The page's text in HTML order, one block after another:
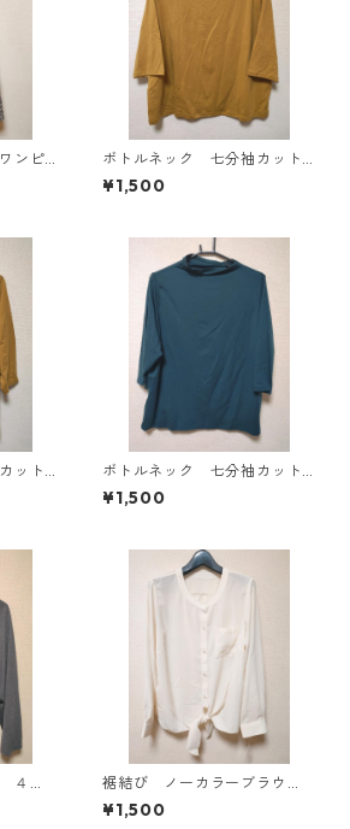
ンピ
ボトルネック 七分袖カット
ソー ４Ｌ マスタード KA
E-4818
¥1,500
ット
KA
ボトルネック 七分袖カット
ソー ４Ｌ ティールグリー
ン KAE-4815
¥1,500
４
裾結び ノーカラーブラウ
ス ３Ｌ アイボリー KAE-
4813
¥1,500